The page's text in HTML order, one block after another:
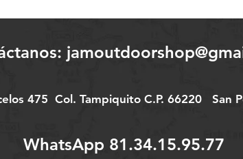
475 Col. Tampiquito C.P. 66220 San
WhatsApp 81.34.15.95.77